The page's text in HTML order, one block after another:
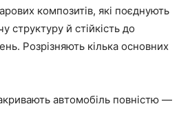
композитів, які поєднують
структуру й стійкість до
Розрізняють кілька основних
автомобіль повністю —